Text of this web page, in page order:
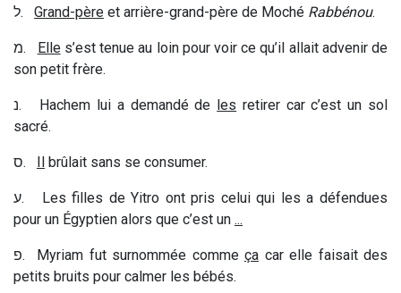
ל. Grand-père et arrière-grand-père de Moché Rabbénou.
מ. Elles’est tenue au loin pour voir ce qu’il allait advenir de
son petit frère.
נ. Hachem lui a demandé de les retirer car c’est un sol
sacré.
ס. Il brûlait sans se consumer.
ע. Les filles de Yitro ont pris celui qui les a défendues
pour un Égyptien alors que c’est un ...
פ. Myriam fut surnommée comme ça car elle faisait des
petits bruits pour calmer les bébés.